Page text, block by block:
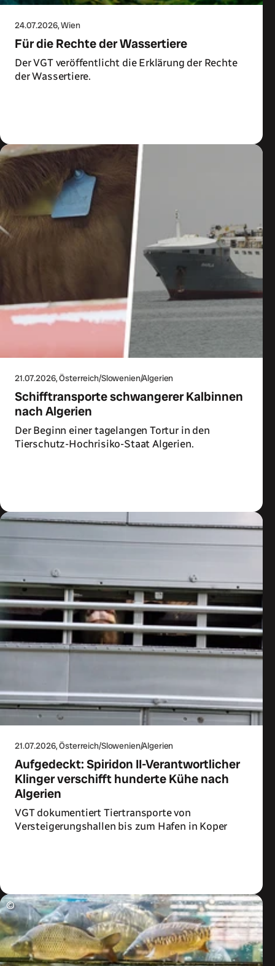
24.07.2026, Wien
Für die Rechte der Wassertiere
Der VGT veröffentlicht die Erklärung der Rechte
der Wassertiere.
21.07.2026, Österreich/Slowenien/Algerien
Schifftransporte schwangerer Kalbinnen
nach Algerien
Der Beginn einer tagelangen Tortur in den
Tierschutz-Hochrisiko-Staat Algerien.
21.07.2026, Österreich/Slowenien/Algerien
Aufgedeckt: Spiridon II-Verantwortlicher
Klinger verschifft hunderte Kühe nach
Algerien
VGT dokumentiert Tiertransporte von
Versteigerungshallen bis zum Hafen in Koper
©